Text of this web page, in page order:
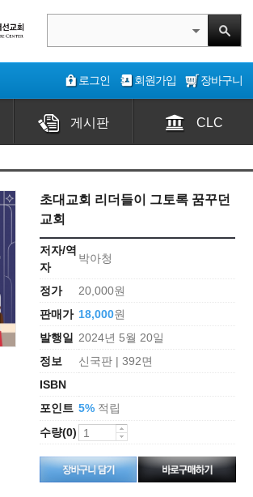
로그인 회원가입 장바구니
게시판 CLC
초대교회 리더들이 그토록 꿈꾸던
교회
저자/역
자
박아청
정가
20,000원
판매가 18,000원
발행일
2024년 5월 20일
정보
신국판 | 392면
ISBN
포인트 5%적립
수량(0)